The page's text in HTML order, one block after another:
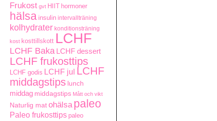
Frukost gvt HIIT hormoner
hälsa insulin intervallträning
kolhydrater konditionsträning
kost kosttillskott LCHF
LCHF Baka LCHF dessert
LCHF frukosttips
LCHF godis LCHF jul LCHF
middagstips lunch
middag middagstips Mått och vikt
Naturlig mat ohälsa paleo
Paleo frukosttips paleo